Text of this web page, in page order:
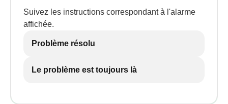
Suivez les instructions correspondant à l'alarme
affichée.
Problème résolu
Le problème est toujours là